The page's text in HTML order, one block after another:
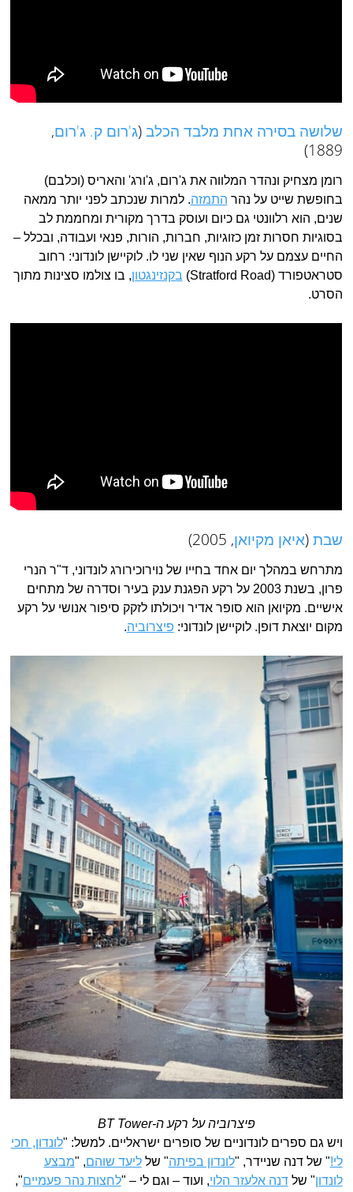
שלושה בסירה אחת מלבד הכלב(ג'רום ק. ג'רום,
1889)
רומן מצחיק ונהדר המלווה את ג'רום, ג'ורג' והאריס (וכלבם)
בחופשת שייט על נהר התמזה. למרות שנכתב לפני יותר ממאה
שנים, הוא רלוונטי גם כיום ועוסק בדרך מקורית ומחממת לב
בסוגיות חסרות זמן כזוגיות, חברות, הורות, פנאי ועבודה, ובכלל –
החיים עצמם על רקע הנוף שאין שני לו. לוקיישן לונדוני: רחוב
סטראטפורד (Stratford Road)
בקנזינגטון, בו צולמו סצינות מתוך
הסרט.
שבת(איאן מקיואן, 2005)
מתרחש במהלך יום אחד בחייו של נוירוכירורג לונדוני, ד"ר הנרי
פרון, בשנת 2003 על רקע הפגנת ענק בעיר וסדרה של מתחים
אישיים. מקיואן הוא סופר אדיר ויכולתו לזקק סיפור אנושי על רקע
מקום יוצאת דופן. לוקיישן לונדוני: פיצרוביה.
פיצרוביה על רקע ה-BT Tower
ויש גם ספרים לונדוניים של סופרים ישראליים. למשל: "לונדון, חכי
לי!" של דנה שניידר, "לונדון בפיתה" שלליעד שוהם, "מבצע
לונדון" שלדנה אלעזר הלוי, ועוד – וגם לי – "לחצות נהר פעמיים",